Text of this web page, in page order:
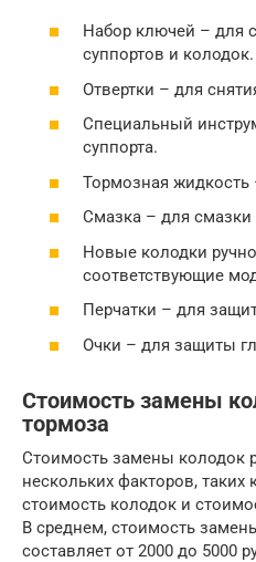
Набор ключей – для
суппортов и колодок.
Отвертки – для
Специальный
суппорта.
Тормозная жидкость
Смазка – для
Новые колодки
соответствующие
Перчатки – для
Очки – для защиты
Стоимость замены
тормоза
Стоимость замены колодок
нескольких факторов, таких
стоимость колодок и
В среднем, стоимость
составляет от 2000 до 5000